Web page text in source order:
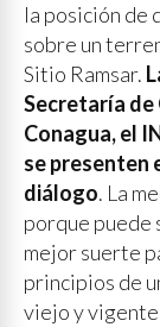
la posición de
sobre un
Sitio Ramsar.
Secretaría de
Conagua, el
se presenten
diálogo. La
porque puede
mejor suerte
principios de
viejo y vigente